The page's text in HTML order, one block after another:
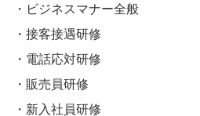
・ビジネスマナー全般
・接客接遇研修
・電話応対研修
・販売員研修
・新入社員研修